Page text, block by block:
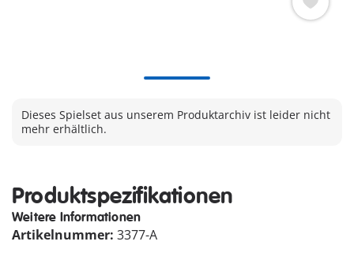
Dieses Spielset aus unserem Produktarchiv ist leider nicht
mehr erhältlich.
Produktspezifikationen
Weitere Informationen
Artikelnummer: 3377-A